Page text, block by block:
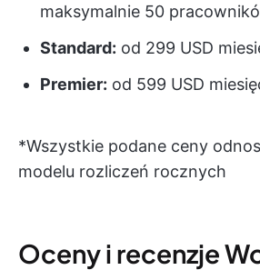
maksymalnie 50
Standard: od 299 USD
Premier: od 599 USD
*Wszystkie podane ceny
modelu rozliczeń rocznych
Oceny i recenzje